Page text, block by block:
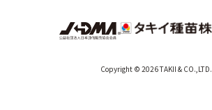
Copyright © 2026 TAKII & CO.,LTD.